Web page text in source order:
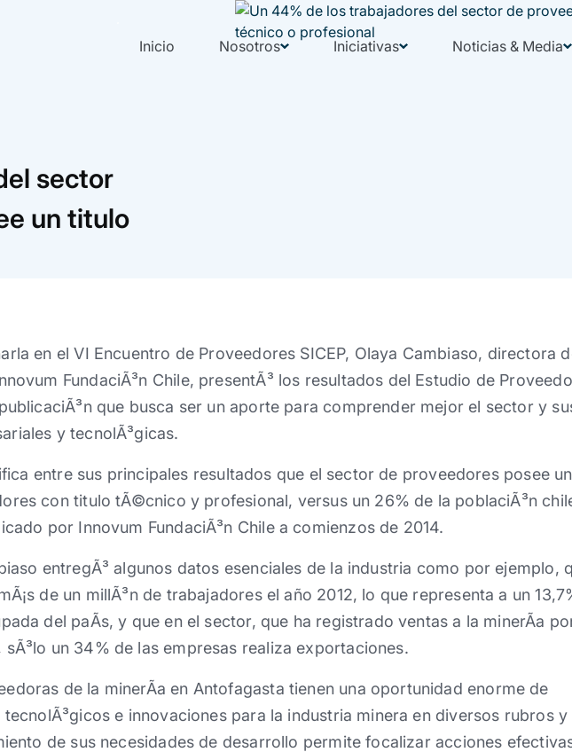
Inicio Nosotros Iniciativas Noticias & Media
sector
un titulo
en el VI Encuentro de Proveedores SICEP, Olaya Cambiaso, directora
FundaciÃ³n Chile, presentÃ³ los resultados del Estudio de
que busca ser un aporte para comprender mejor el sector y
y tecnolÃ³gicas.
entre sus principales resultados que el sector de proveedores posee un
con titulo tÃ©cnico y profesional, versus un 26% de la poblaciÃ³n
por Innovum FundaciÃ³n Chile a comienzos de 2014.
entregÃ³ algunos datos esenciales de la industria como por ejemplo,
de un millÃ³n de trabajadores el año 2012, lo que representa a un
del paÃ­s, y que en el sector, que ha registrado ventas a la minerÃ­a
un 34% de las empresas realiza exportaciones.
de la minerÃ­a en Antofagasta tienen una oportunidad enorme de
e innovaciones para la industria minera en diversos rubros y
de sus necesidades de desarrollo permite focalizar acciones